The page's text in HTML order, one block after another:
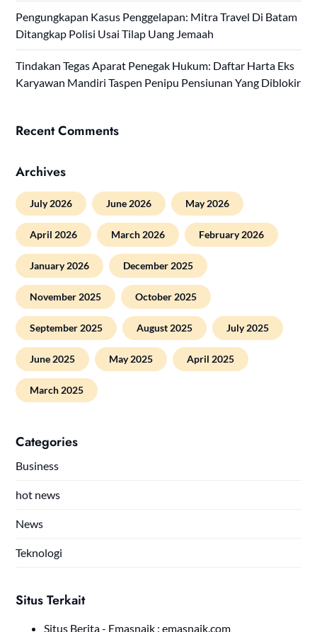
Pengungkapan Kasus Penggelapan: Mitra Travel Di Batam
Ditangkap Polisi Usai Tilap Uang Jemaah
Tindakan Tegas Aparat Penegak Hukum: Daftar Harta Eks
Karyawan Mandiri Taspen Penipu Pensiunan Yang Diblokir
Recent Comments
Archives
July 2026 June 2026 May 2026
April 2026 March 2026 February 2026
January 2026 December 2025
November 2025 October 2025
September 2025 August 2025 July 2025
June 2025 May 2025 April 2025
March 2025
Categories
Business
hot news
News
Teknologi
Situs Terkait
Situs Berita - Emasnaik :emasnaik.com